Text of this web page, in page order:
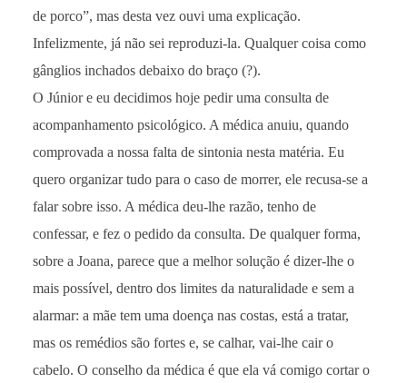
de porco”, mas desta vez ouvi uma explicação.
Infelizmente, já não sei reproduzi-la. Qualquer coisa como
gânglios inchados debaixo do braço (?).
O Júnior e eu decidimos hoje pedir uma consulta de
acompanhamento psicológico. A médica anuiu, quando
comprovada a nossa falta de sintonia nesta matéria. Eu
quero organizar tudo para o caso de morrer, ele recusa-se a
falar sobre isso. A médica deu-lhe razão, tenho de
confessar, e fez o pedido da consulta. De qualquer forma,
sobre a Joana, parece que a melhor solução é dizer-lhe o
mais possível, dentro dos limites da naturalidade e sem a
alarmar: a mãe tem uma doença nas costas, está a tratar,
mas os remédios são fortes e, se calhar, vai-lhe cair o
cabelo. O conselho da médica é que ela vá comigo cortar o